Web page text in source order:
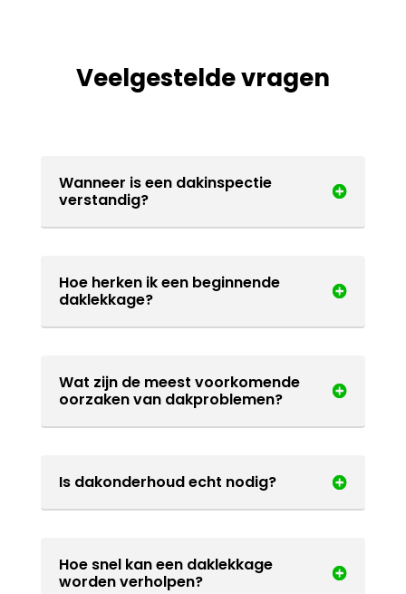
Veelgestelde vragen
Wanneer is een dakinspectie
verstandig?
Hoe herken ik een beginnende
daklekkage?
Wat zijn de meest voorkomende
oorzaken van dakproblemen?
Is dakonderhoud echt nodig?
Hoe snel kan een daklekkage
worden verholpen?